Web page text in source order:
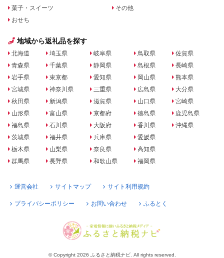
菓子・スイーツ
おせち
その他
地域から返礼品を探す
北海道
青森県
岩手県
宮城県
秋田県
山形県
福島県
茨城県
栃木県
群馬県
埼玉県
千葉県
東京都
神奈川県
新潟県
富山県
石川県
福井県
山梨県
長野県
岐阜県
静岡県
愛知県
三重県
滋賀県
京都府
大阪府
兵庫県
奈良県
和歌山県
鳥取県
島根県
岡山県
広島県
山口県
徳島県
香川県
愛媛県
高知県
福岡県
佐賀県
長崎県
熊本県
大分県
宮崎県
鹿児島県
沖縄県
運営会社 サイトマップ サイト利用規約
プライバシーポリシー お問い合わせ ふるとく
© Copyright 2026 ふるさと納税ナビ. All rights reserved.